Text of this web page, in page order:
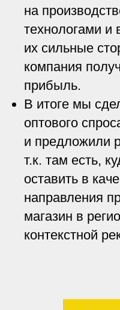
на
технологами и
их сильные
компания
прибыль.
В итоге мы
оптового
и предложили
т.к. там есть,
оставить в
направления
магазин в
контекстной